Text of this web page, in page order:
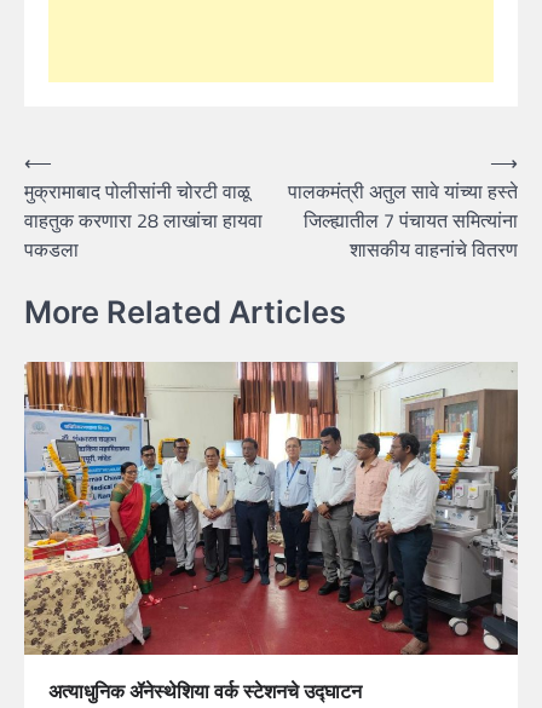
Post
navigation
⟵
मुक्रामाबाद पोलीसांनी चोरटी वाळू
वाहतुक करणारा 28 लाखांचा हायवा
पकडला
पालकमंत्री अतुल सावे यांच्या हस्ते
जिल्ह्यातील 7 पंचायत समित्यांना
शासकीय वाहनांचे वितरण
⟶
More Related Articles
अत्याधुनिक ॲनेस्थेशिया वर्क स्टेशनचे उद्घाटन